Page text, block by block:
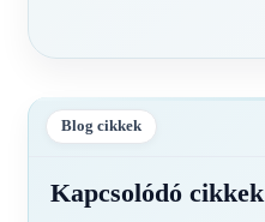
Blog cikkek
Kapcsolódó cikkek